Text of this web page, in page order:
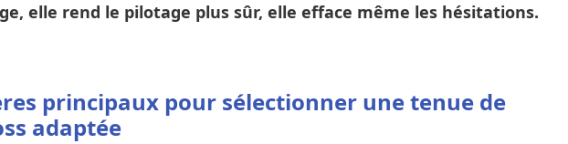
elle rend le pilotage plus sûr, elle efface même les hésitations.
principaux pour sélectionner une tenue de
adaptée